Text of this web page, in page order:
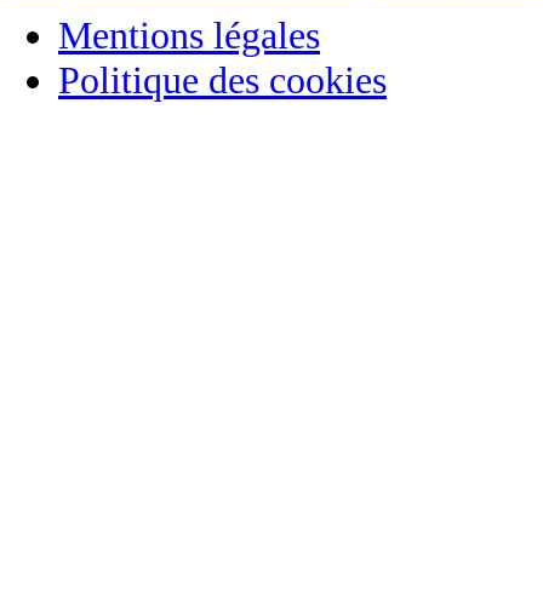
Mentions légales
Politique des cookies